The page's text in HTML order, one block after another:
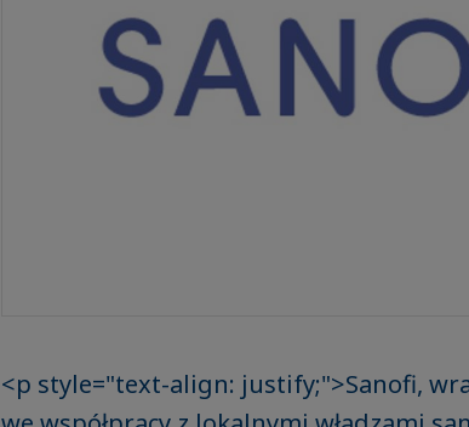
<p style="text-align: justify;">Sanofi,